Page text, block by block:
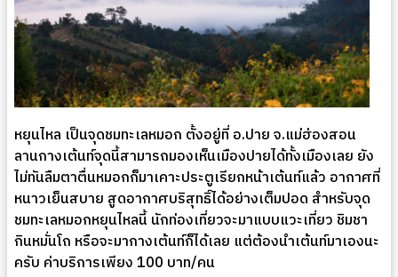
หยุนไหล เป็นจุดชมทะเลหมอก ตั้งอยู่ที่ อ.ปาย จ.แม่ฮ่องสอน
ลานกางเต้นท์จุดนี้สามารถมองเห็นเมืองปายได้ทั้งเมืองเลย ยัง
ไม่ทันลืมตาตื่นหมอกก็มาเคาะประตูเรียกหน้าเต้นท์แล้ว อากาศที่
หนาวเย็นสบาย สูดอากาศบริสุทธิ์ได้อย่างเต็มปอด สำหรับจุด
ชมทะเลหมอกหยุนไหลนี้ นักท่องเที่ยวจะมาแบบแวะเที่ยว ชิมชา
กินหมั่นโถ หรือจะมากางเต้นท์ก็ได้เลย แต่ต้องนำเต้นท์มาเองนะ
ครับ ค่าบริการเพียง 100 บาท/คน